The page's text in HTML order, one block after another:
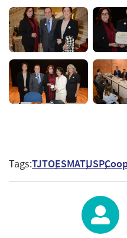
Tags:TJTOESMATUSP